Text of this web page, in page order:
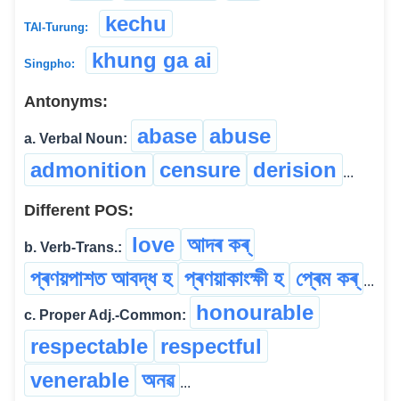
TAI-Turung: kechu
Singpho: khung ga ai
Antonyms:
a. Verbal Noun: abase abuse
admonition censure derision ...
Different POS:
b. Verb-Trans.: love আদৰ ক‍ৰ্‌
প্ৰণয়পাশত আবদ্ধ হ প্ৰণয়াকাংক্ষী হ প্ৰেম কৰ্ ...
c. Proper Adj.-Common:
honourable
respectable respectful
venerable অনৱ ...